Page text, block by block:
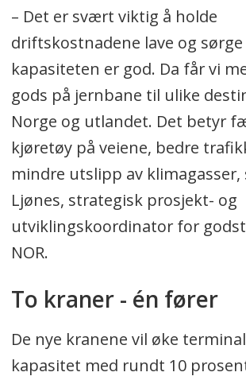
– Det er svært viktig å holde
driftskostnadene lave og
kapasiteten er god. Da får vi
gods på jernbane til ulike
Norge og utlandet. Det betyr
kjøretøy på veiene, bedre
mindre utslipp av klimagasser,
Ljønes, strategisk prosjekt- og
utviklingskoordinator for
NOR.
To kraner - én fører
De nye kranene vil øke
kapasitet med rundt 10